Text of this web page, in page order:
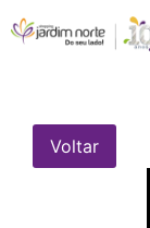
Voltar